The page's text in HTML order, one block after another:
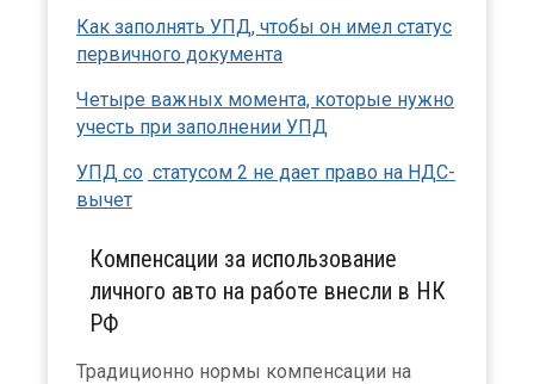
Как заполнять УПД, чтобы он имел статус
первичного документа
Четыре важных момента, которые нужно
учесть при заполнении УПД
УПД со статусом 2 не дает право на НДС-
вычет
Компенсации за использование
личного авто на работе внесли в НК
РФ
Традиционно нормы компенсации на